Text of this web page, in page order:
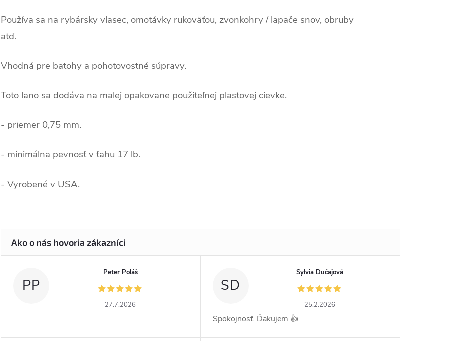
Používa sa na rybársky vlasec, omotávky rukoväťou, zvonkohry / lapače snov, obruby
atď.
Vhodná pre batohy a pohotovostné súpravy.
Toto lano sa dodáva na malej opakovane použiteľnej plastovej cievke.
- priemer 0,75 mm.
- minimálna pevnosť v ťahu 17 lb.
- Vyrobené v USA.
PP
Peter Poláš
27.7.2026
SD
Sylvia Dučajová
25.2.2026
Spokojnosť. Ďakujem 👍